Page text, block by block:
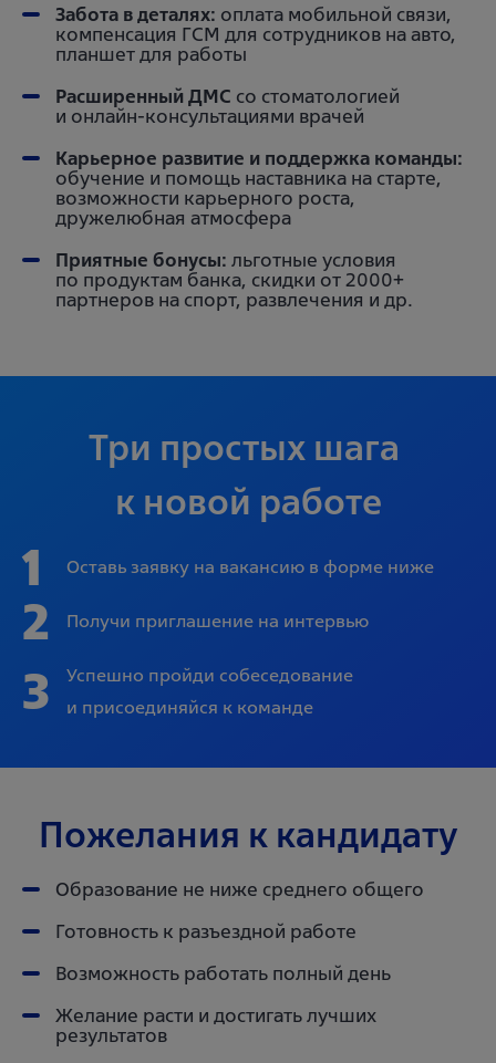
Забота в деталях: оплата мобильной связи,
компенсация ГСМ для сотрудников на авто,
планшет для работы
Расширенный ДМС со стоматологией
и онлайн-консультациями врачей
Карьерное развитие и поддержка команды:
обучение и помощь наставника на старте,
возможности карьерного роста,
дружелюбная атмосфера
Приятные бонусы: льготные условия
по продуктам банка, скидки от 2000+
партнеров на спорт, развлечения и др.
Три простых шага
к новой работе
1 Оставь заявку на вакансию в форме ниже
2 Получи приглашение на интервью
3
Успешно пройди собеседование
и присоединяйся к команде
Пожелания к кандидату
Образование не ниже среднего общего
Готовность к разъездной работе
Возможность работать полный день
Желание расти и достигать лучших
результатов